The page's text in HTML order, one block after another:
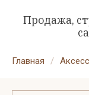
Продажа,
Главная /